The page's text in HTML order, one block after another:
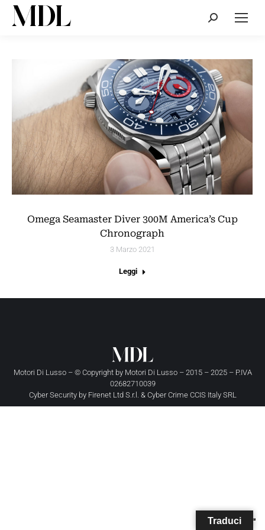
Cerca:
Omega Seamaster Diver 300M America’s Cup
Chronograph
3 Marzo 2021
Leggi
Motori Di Lusso – © Copyright by Motori Di Lusso– 2015 – 2025 – P.IVA
02682710039
Cyber Security by Firenet Ltd S.r.l. & Cyber Crime CCIS Italy SRL
Traduci